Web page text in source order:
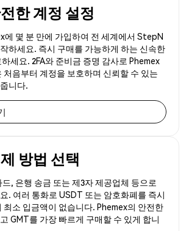
한 계정 설정
에 몇 분 만에 가입하여 전 세계에서 StepN
하세요. 즉시 구매를 가능하게 하는 신속한
세요. 2FA와 준비금 증명 감사로 Phemex
처음부터 계정을 보호하며 신뢰할 수 있는
니다.
방법 선택
, 은행 송금 또는 제3자 제공업체 등으로
. 여러 통화로 USDT 또는 암호화폐를 즉시
최소 입금액이 없습니다. Phemex의 안전한
GMT를 가장 빠르게 구매할 수 있게 합니